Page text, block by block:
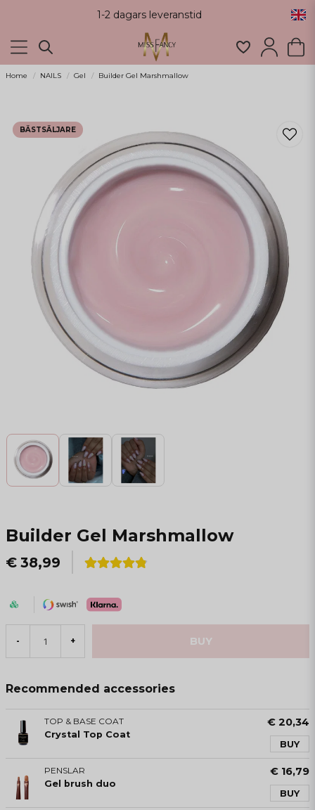
1-2 dagars leveranstid
Home NAILS Gel Builder Gel Marshmallow
BÄSTSÄLJARE
Builder Gel Marshmallow
€ 38,99
- + BUY
Recommended accessories
TOP & BASE COAT
Crystal Top Coat
€ 20,34
BUY
PENSLAR
Gel brush duo
€ 16,79
BUY